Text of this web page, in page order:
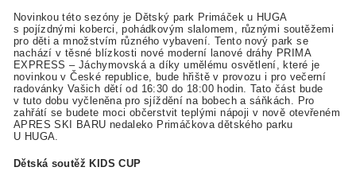
Novinkou této sezóny je Dětský park Primáček u HUGA
s pojízdnými koberci, pohádkovým slalomem, různými soutěžemi
pro děti a množstvím různého vybavení. Tento nový park se
nachází v těsné blízkosti nové moderní lanové dráhy PRIMA
EXPRESS – Jáchymovská a díky umělému osvětlení, které je
novinkou v České republice, bude hřiště v provozu i pro večerní
radovánky Vašich dětí od 16:30 do 18:00 hodin. Tato část bude
v tuto dobu vyčleněna pro sjíždění na bobech a sáňkách. Pro
zahřátí se budete moci občerstvit teplými nápoji v nově otevřeném
APRES SKI BARU nedaleko Primáčkova dětského parku
U HUGA.
Dětská soutěž KIDS CUP